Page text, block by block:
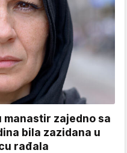
zajedno sa
bila zazidana u
rađala